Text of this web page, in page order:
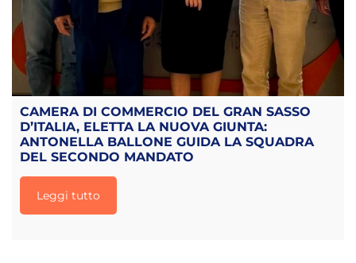
CAMERA DI COMMERCIO DEL GRAN SASSO
D’ITALIA, ELETTA LA NUOVA GIUNTA:
ANTONELLA BALLONE GUIDA LA SQUADRA
DEL SECONDO MANDATO
Leggi tutto